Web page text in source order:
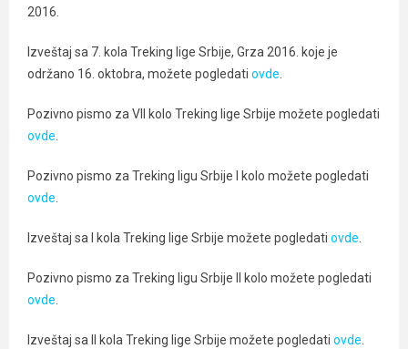
2016.
Izveštaj sa 7. kola Treking lige Srbije, Grza 2016. koje je
održano 16. oktobra, možete pogledati ovde
Pozivno pismo za VII kolo Treking lige Srbije možete pogledati
ovde
Pozivno pismo za Treking ligu Srbije I kolo možete pogledati
ovde
Izveštaj sa I kola Treking lige Srbije možete pogledati ovde
Pozivno pismo za Treking ligu Srbije II kolo možete pogledati
ovde
Izveštaj sa II kola Treking lige Srbije možete pogledati ovde